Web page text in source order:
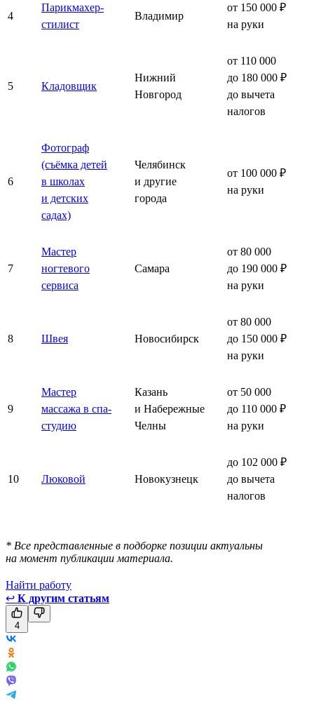
4
Парикмахер-
стилист
Владимир
от 150 000 ₽
на руки
5 Кладовщик
Нижний
Новгород
от 110 000
до 180 000 ₽
до вычета
налогов
6
Фотограф
(съёмка детей
в школах
и детских
садах)
Челябинск
и другие
города
от 100 000 ₽
на руки
7
Мастер
ногтевого
сервиса
Самара
от 80 000
до 190 000 ₽
на руки
8 Швея Новосибирск
от 80 000
до 150 000 ₽
на руки
9
Мастер
массажа в спа-
студию
Казань
и Набережные
Челны
от 50 000
до 110 000 ₽
на руки
10 Люковой Новокузнецк
до 102 000 ₽
до вычета
налогов
* Все представленные в подборке позиции актуальны
на момент публикации материала.
Найти работу
↩ К другим статьям
4